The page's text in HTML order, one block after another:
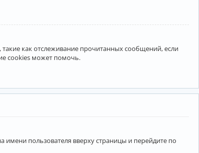
как отслеживание прочитанных сообщений, если
cookies может помочь.
имени пользователя вверху страницы и перейдите по